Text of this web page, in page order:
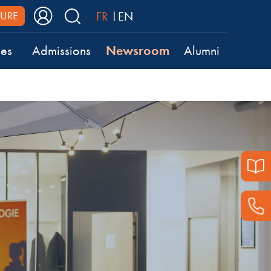
FR EN
Admissions Newsroom Alumni